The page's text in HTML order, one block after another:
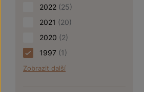
2022 (25)
2021 (20)
2020 (2)
1997 (1)
Zobrazit další